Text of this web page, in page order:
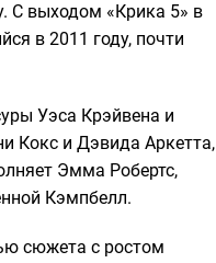
С выходом «Крика 5» в
в 2011 году, почти
Уэса Крэйвена и
Кокс и Дэвида Аркетта,
Эмма Робертс,
Кэмпбелл.
сюжета с ростом